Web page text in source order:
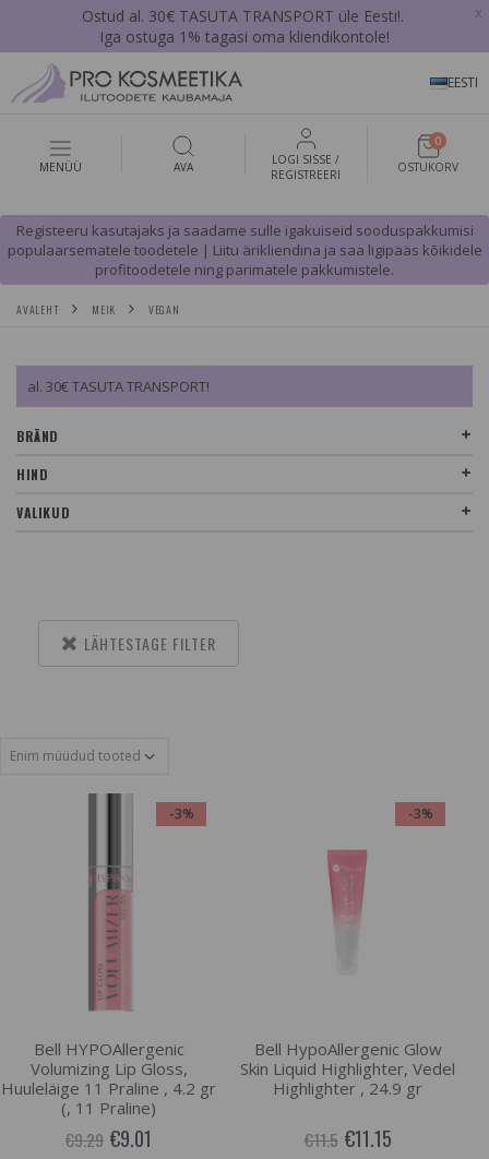
Ostud al. 30€ TASUTA TRANSPORT üle Eesti!.
Iga ostuga 1% tagasi oma kliendikontole!
x
EESTI
MENÜÜ AVA
LOGI SISSE /
REGISTREERI
0
OSTUKORV
Registeeru kasutajaks ja saadame sulle igakuiseid sooduspakkumisi
populaarsematele toodetele | Liitu ärikliendina ja saa ligipääs kõikidele
profitoodetele ning parimatele pakkumistele.
AVALEHT MEIK VEGAN
al. 30€ TASUTA TRANSPORT!
BRÄND
HIND
VALIKUD
LÄHTESTAGE FILTER
-3%
Bell HYPOAllergenic
Volumizing Lip Gloss,
Huuleläige 11 Praline , 4.2 gr
(, 11 Praline)
€9.29 €9.01
-3%
Bell HypoAllergenic Glow
Skin Liquid Highlighter, Vedel
Highlighter , 24.9 gr
€11.5 €11.15